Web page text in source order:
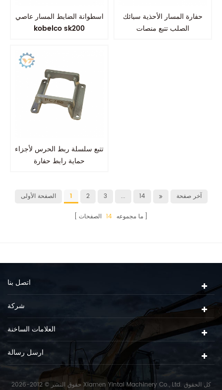
اسطوانة الضابط المسار عاصي
kobelco sk200
حفارة المسار الأحذية سبائك
الصلب تتبع منصات
تتبع سلسلة ربط الحرس لأجزاء
حماية رابط حفارة
الصفحة الأولى 1 2 3 ... 14 آخر صفحة
ما مجموعه 14 الصفحات
اتصل بنا
شركة
العلامات الساخنة
ارسل رسالة
حقوق النشر © 2012-2026 Xiamen Yintai Machinery Co., Ltd. كل الحقوق